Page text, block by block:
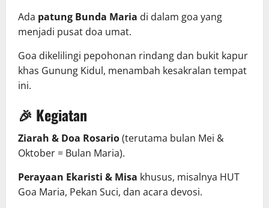
Ada patung Bunda Maria di dalam goa yang
menjadi pusat doa umat.
Goa dikelilingi pepohonan rindang dan bukit kapur
khas Gunung Kidul, menambah kesakralan tempat
ini.
🎉 Kegiatan
Ziarah & Doa Rosario(terutama bulan Mei &
Oktober = Bulan Maria).
Perayaan Ekaristi & Misa khusus, misalnya HUT
Goa Maria, Pekan Suci, dan acara devosi.